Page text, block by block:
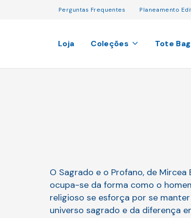
Perguntas Frequentes Planeamento
Loja Coleções Tote
O Sagrado e o Profano, de Mircea
ocupa-se da forma como o
religioso se esforça por se
universo sagrado e da diferença